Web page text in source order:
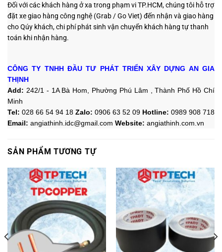
Đối với các khách hàng ở xa trong phạm vi TP.HCM, chúng tôi hỗ trợ
đặt xe giao hàng công nghệ (Grab / Go Viet) đến nhận và giao hàng
cho Qúy khách, chi phí phát sinh vận chuyển khách hàng tự thanh
toán khi nhận hàng.
CÔNG TY TNHH ĐẦU TƯ PHÁT TRIỂN XÂY DỰNG AN GIA
THỊNH
Add: 242/1 - 1A Bà Hom, Phường Phú Lâm , Thành Phố Hồ Chí
Minh
Tel: 028 66 54 94 18 Zalo: 0906 63 52 09 Hotline: 0989 908 718
Email: angiathinh.idc@gmail.com Website: angiathinh. com.vn
SẢN PHẨM TƯƠNG TỰ